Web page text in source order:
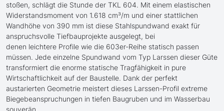
stoßen, schlägt die Stunde der TKL 604. Mit einem elastischen
Widerstandsmoment von 1.618 cm³/m und einer stattlichen
Wandhöhe von 390 mm ist diese Stahlspundwand exakt für
anspruchsvolle Tiefbauprojekte ausgelegt, bei
denen leichtere Profile wie die 603er-Reihe statisch passen
müssen. Jede einzelne Spundwand vom Typ Larssen dieser Güte
transformiert die enorme statische Tragfähigkeit in pure
Wirtschaftlichkeit auf der Baustelle. Dank der perfekt
austarierten Geometrie meistert dieses Larssen-Profil extreme
Biegebeanspruchungen in tiefen Baugruben und im Wasserbau